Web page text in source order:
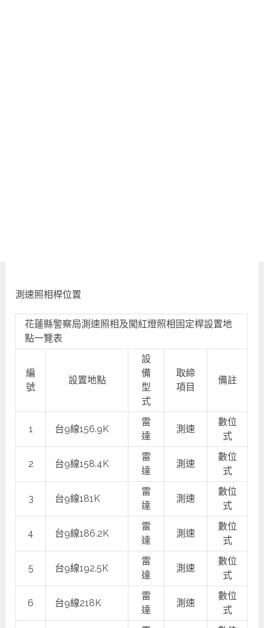
測速照相桿位置
花蓮縣警察局測速照相及闖紅燈照相固定桿設置地
點一覽表
編
號
設置地點
設
備
型
式
取締
項目
備註
1 台9線156.9K
雷
達
測速
數位
式
2 台9線158.4K
雷
達
測速
數位
式
3 台9線181K
雷
達
測速
數位
式
4 台9線186.2K
雷
達
測速
數位
式
5 台9線192.5K
雷
達
測速
數位
式
6 台9線218K
雷
達
測速
數位
式